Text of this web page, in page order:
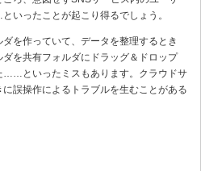
いったことが起こり得るでしょう。
を作っていて、データを整理するとき
を共有フォルダにドラッグ＆ドロップ
……といったミスもあります。クラウドサ
誤操作によるトラブルを生むことがある